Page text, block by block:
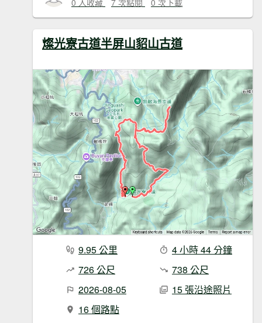
0 人收藏 7 次點閱 0 次下載
燦光寮古道半屏山貂山古道
9.95 公里
4 小時 44 分鐘
726 公尺
738 公尺
2026-08-05
15 張沿途照片
16 個路點